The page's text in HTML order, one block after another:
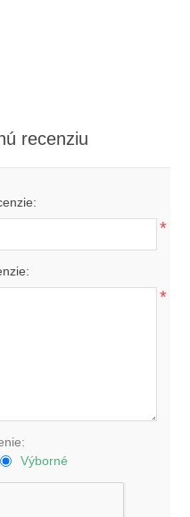
recenziu
*
*
Výborné